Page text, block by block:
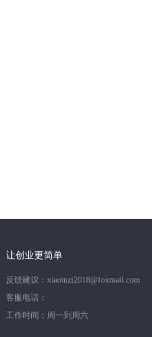
让创业更简单
反馈建议：xiaotuzi2018@foxmail.com
客服电话：
工作时间：周一到周六